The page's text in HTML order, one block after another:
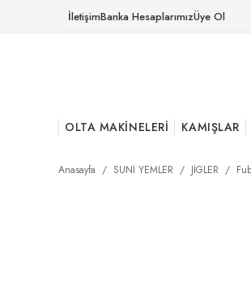
İletişimBanka HesaplarımızÜye Ol
OLTA MAKİNELERİ KAMIŞLAR
Anasayfa SUNİ YEMLER JİGLER